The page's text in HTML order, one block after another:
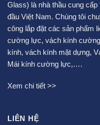
Glass) là nhà thầu cung
đầu Việt Nam. Chúng tôi
công lắp đặt các sản phẩm
cường lực, vách kính
kính, vách kính mặt dựng,
Mái kính cường lực,….
Xem chi tiết >>
LIÊN HỆ